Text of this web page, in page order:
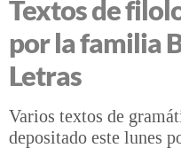
Textos de
por la familia
Letras
Varios textos de
depositado este lunes